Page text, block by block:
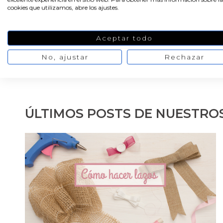
PRODUCTOS PENSADOS PARA
ÚLTIMOS POSTS DE
cookies que utilizamos, abre los ajustes.
Aceptar todo
No, ajustar Rechazar